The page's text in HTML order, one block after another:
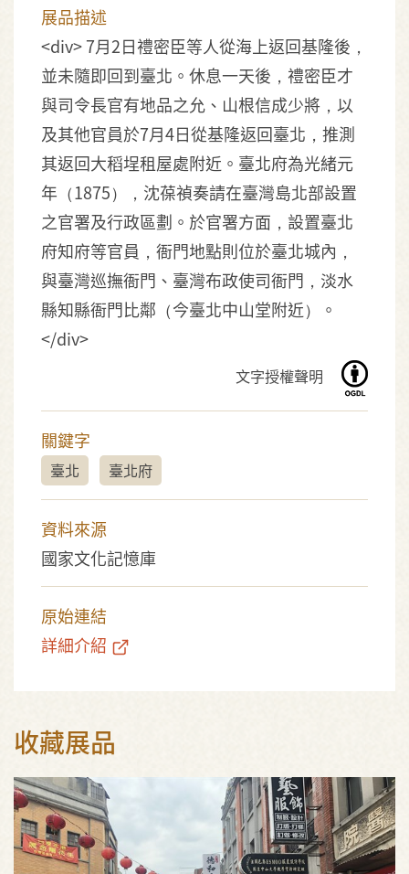
展品描述
<div> 7月2日禮密臣等人從海上返回基隆後，
並未隨即回到臺北。休息一天後，禮密臣才
與司令長官有地品之允、山根信成少將，以
及其他官員於7月4日從基隆返回臺北，推測
其返回大稻埕租屋處附近。臺北府為光緒元
年（1875），沈葆禎奏請在臺灣島北部設置
之官署及行政區劃。於官署方面，設置臺北
府知府等官員，衙門地點則位於臺北城內，
與臺灣巡撫衙門、臺灣布政使司衙門，淡水
縣知縣衙門比鄰（今臺北中山堂附近）。
</div>
文字授權聲明
關鍵字
臺北 臺北府
資料來源
國家文化記憶庫
原始連結
詳細介紹
收藏展品